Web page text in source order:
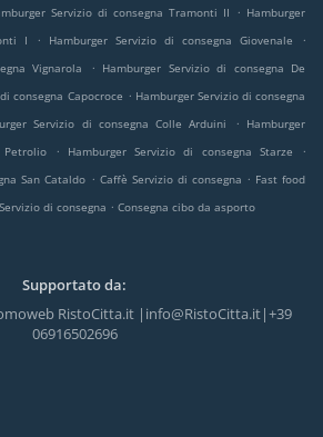
Servizio di consegna Tramonti II . Hamburger
I
. Hamburger Servizio di consegna Giovenale
.
Vignarola
. Hamburger Servizio di consegna De
consegna Capocroce . Hamburger Servizio di consegna
Servizio di consegna Colle Arduini . Hamburger
. Hamburger Servizio di consegna Starze
.
San Cataldo . Caffè Servizio di consegna . Fast food
di consegna . Consegna cibo da asporto
Supportato da:
RistoCitta.it |info@RistoCitta.it|+39
06916502696